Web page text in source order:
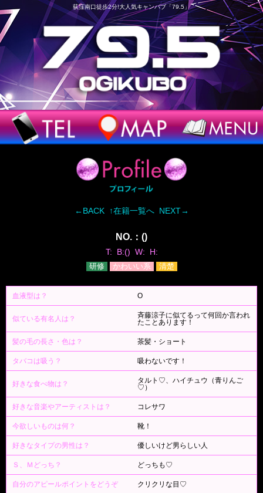
荻窪南口徒歩2分!大人気キャンパブ「79.5」
←BACK ↑在籍一覧へ NEXT→
NO.：()
T: B:() W: H:
研修 かわいい系 清楚
血液型は？ O
似ている有名人は？
斉藤涼子に似てるって何回か言われ
たことあります！
髪の毛の長さ・色は？ 茶髪・ショート
タバコは吸う？ 吸わないです！
好きな食べ物は？
タルト♡、ハイチュウ（青りんご
♡）
好きな音楽やアーティストは？ コレサワ
今欲しいものは何？ 靴！
好きなタイプの男性は？ 優しいけど男らしい人
Ｓ、Ｍどっち？ どっちも♡
自分のアピールポイントをどうぞ クリクリな目♡